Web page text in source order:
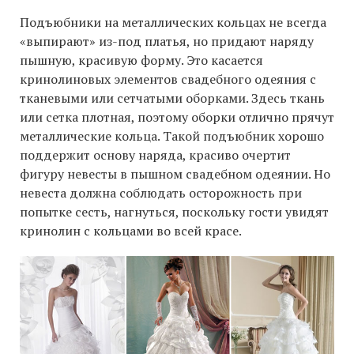
Подъюбники на металлических кольцах не всегда
«выпирают» из-под платья, но придают наряду
пышную, красивую форму. Это касается
кринолиновых элементов свадебного одеяния с
тканевыми или сетчатыми оборками. Здесь ткань
или сетка плотная, поэтому оборки отлично прячут
металлические кольца. Такой подъюбник хорошо
поддержит основу наряда, красиво очертит
фигуру невесты в пышном свадебном одеянии. Но
невеста должна соблюдать осторожность при
попытке сесть, нагнуться, поскольку гости увидят
кринолин с кольцами во всей красе.